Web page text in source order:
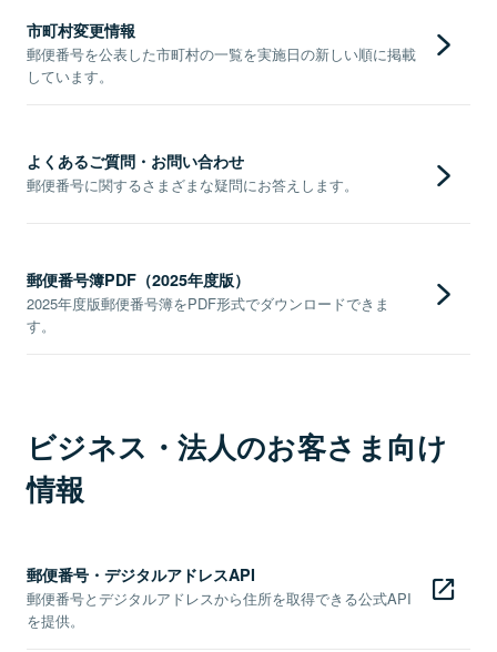
市町村変更情報
郵便番号を公表した市町村の一覧を実施日の新しい順に掲載
しています。
よくあるご質問・お問い合わせ
郵便番号に関するさまざまな疑問にお答えします。
郵便番号簿PDF（2025年度版）
2025年度版郵便番号簿をPDF形式でダウンロードできま
す。
ビジネス・法人のお客さま向け
情報
郵便番号・デジタルアドレスAPI
郵便番号とデジタルアドレスから住所を取得できる公式API
を提供。